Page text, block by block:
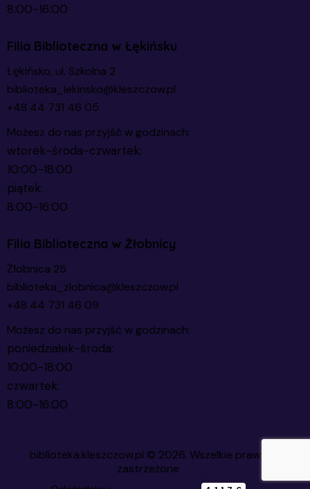
8:00-16:00
Filia Biblioteczna w Łękińsku
Łękińsko, ul. Szkolna 2
biblioteka_lekinsko@kleszczow.pl
+48 44 731 46 05
Możesz do nas przyjść w godzinach:
wtorek-środa-czwartek:
10:00-18:00
piątek:
8:00-16:00
Filia Biblioteczna w Żłobnicy
Żłobnica 25
biblioteka_zlobnica@kleszczow.pl
+48 44 731 46 09
Możesz do nas przyjść w godzinach:
poniedziałek-środa:
10:00-18:00
czwartek:
8:00-16:00
biblioteka.kleszczow.pl © 2026. Wszelkie prawa
zastrzeżone